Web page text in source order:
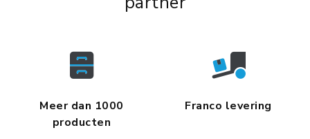
Meer dan 1000
producten
Franco levering